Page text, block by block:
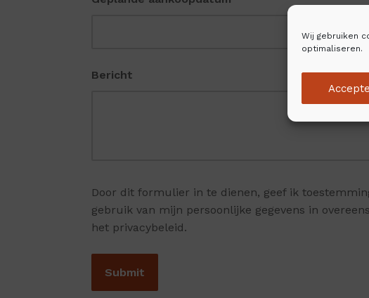
Wij gebruiken
optimaliseren.
Bericht
Door dit formulier in te dienen, geef ik
gebruik van mijn persoonlijke gegevens in
het privacybeleid.